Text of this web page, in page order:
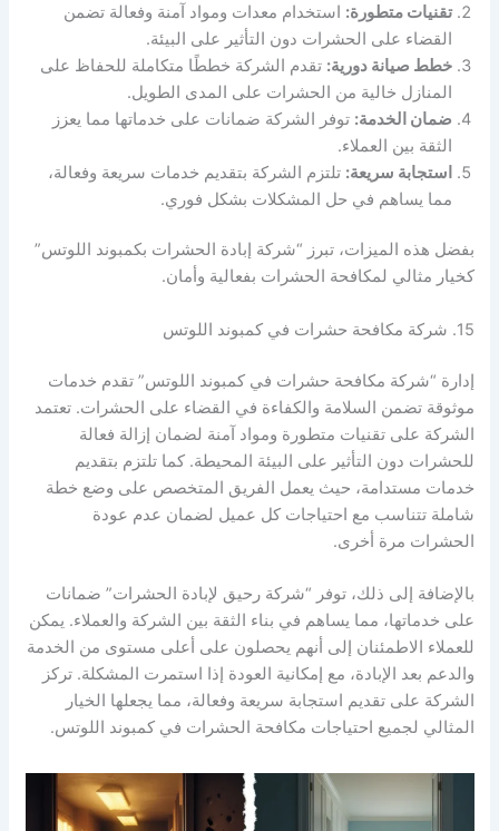
تقنيات متطورة: استخدام معدات ومواد آمنة وفعالة تضمن
القضاء على الحشرات دون التأثير على البيئة.
خطط صيانة دورية: تقدم الشركة خططًا متكاملة للحفاظ على
المنازل خالية من الحشرات على المدى الطويل.
ضمان الخدمة: توفر الشركة ضمانات على خدماتها مما يعزز
الثقة بين العملاء.
استجابة سريعة: تلتزم الشركة بتقديم خدمات سريعة وفعالة،
مما يساهم في حل المشكلات بشكل فوري.
بفضل هذه الميزات، تبرز “شركة إبادة الحشرات بكمبوند اللوتس”
كخيار مثالي لمكافحة الحشرات بفعالية وأمان.
15. شركة مكافحة حشرات في كمبوند اللوتس
إدارة “شركة مكافحة حشرات في كمبوند اللوتس” تقدم خدمات
موثوقة تضمن السلامة والكفاءة في القضاء على الحشرات. تعتمد
الشركة على تقنيات متطورة ومواد آمنة لضمان إزالة فعالة
للحشرات دون التأثير على البيئة المحيطة. كما تلتزم بتقديم
خدمات مستدامة، حيث يعمل الفريق المتخصص على وضع خطة
شاملة تتناسب مع احتياجات كل عميل لضمان عدم عودة
الحشرات مرة أخرى.
بالإضافة إلى ذلك، توفر “شركة رحيق لإبادة الحشرات” ضمانات
على خدماتها، مما يساهم في بناء الثقة بين الشركة والعملاء. يمكن
للعملاء الاطمئنان إلى أنهم يحصلون على أعلى مستوى من الخدمة
والدعم بعد الإبادة، مع إمكانية العودة إذا استمرت المشكلة. تركز
الشركة على تقديم استجابة سريعة وفعالة، مما يجعلها الخيار
المثالي لجميع احتياجات مكافحة الحشرات في كمبوند اللوتس.